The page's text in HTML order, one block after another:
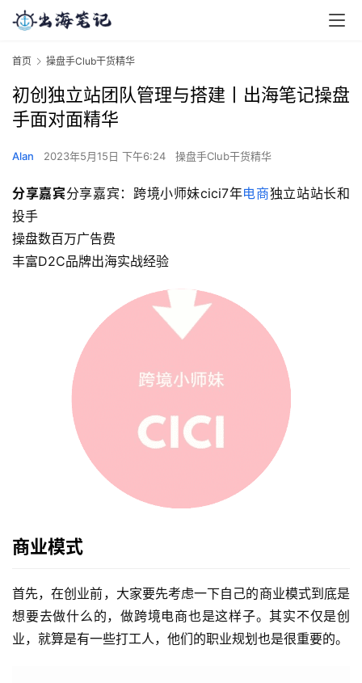
首页 操盘手Club干货精华
初创独立站团队管理与搭建丨出海笔记操盘
手面对面精华
Alan 2023年5月15日 下午6:24 操盘手Club干货精华
分享嘉宾分享嘉宾：跨境小师妹cici7年电商独立站站长和
投手
操盘数百万广告费
丰富D2C品牌出海实战经验
商业模式
首先，在创业前，大家要先考虑一下自己的商业模式到底是
想要去做什么的，做跨境电商也是这样子。其实不仅是创
业，就算是有一些打工人，他们的职业规划也是很重要的。